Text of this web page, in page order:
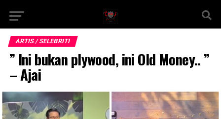
ARTIS / SELEBRITI
” Ini bukan plywood, ini Old Money.. ”
– Ajai